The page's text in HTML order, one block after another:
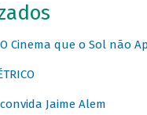
Cinema que o Sol não
Jaime Alem